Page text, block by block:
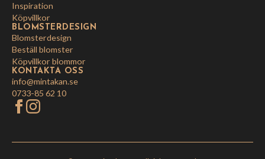
Inspiration
Köpvillkor
BLOMSTERDESIGN
Blomsterdesign
Beställ blomster
Köpvillkor blommor
KONTAKTA OSS
info@mintakan.se
0733-85 62 10